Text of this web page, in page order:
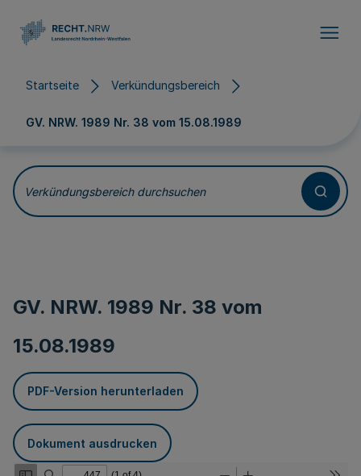
Startseite Verkündungsbereich
GV. NRW. 1989 Nr. 38 vom 15.08.1989
Verkündungsbereich durchsuchen
GV. NRW. 1989 Nr. 38 vom
15.08.1989
PDF-Version herunterladen
Dokument ausdrucken